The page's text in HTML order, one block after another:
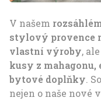
V našem
stylový provence
vlastní výroby,
kusy z mahagonu,
bytové doplňky.
nejen o naše nové